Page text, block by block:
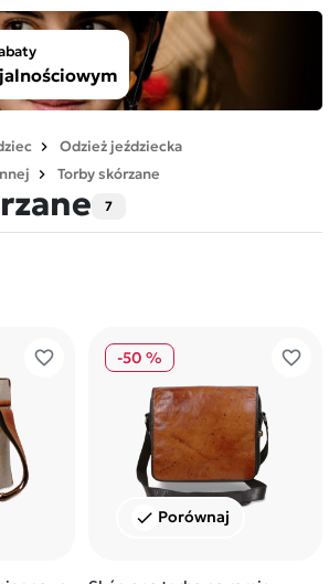
Odzież jeździecka
Torby skórzane
7
favorite_border favorite_border
check Porównaj
-50 %